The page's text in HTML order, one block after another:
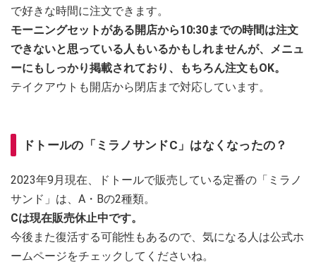
で好きな時間に注文できます。
モーニングセットがある開店から10:30までの時間は注文
できないと思っている人もいるかもしれませんが、メニュ
ーにもしっかり掲載されており、もちろん注文もOK。
テイクアウトも開店から閉店まで対応しています。
ドトールの「ミラノサンドC」はなくなったの？
2023年9月現在、ドトールで販売している定番の「ミラノ
サンド」は、A・Bの2種類。
Cは現在販売休止中です。
今後また復活する可能性もあるので、気になる人は公式ホ
ームページをチェックしてくださいね。